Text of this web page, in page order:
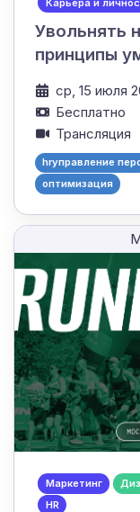
Увольнять
принципы
ср, 15 июля
Бесплатно
Трансляция
hrуправление
оптимизация
Маркетинг
HR